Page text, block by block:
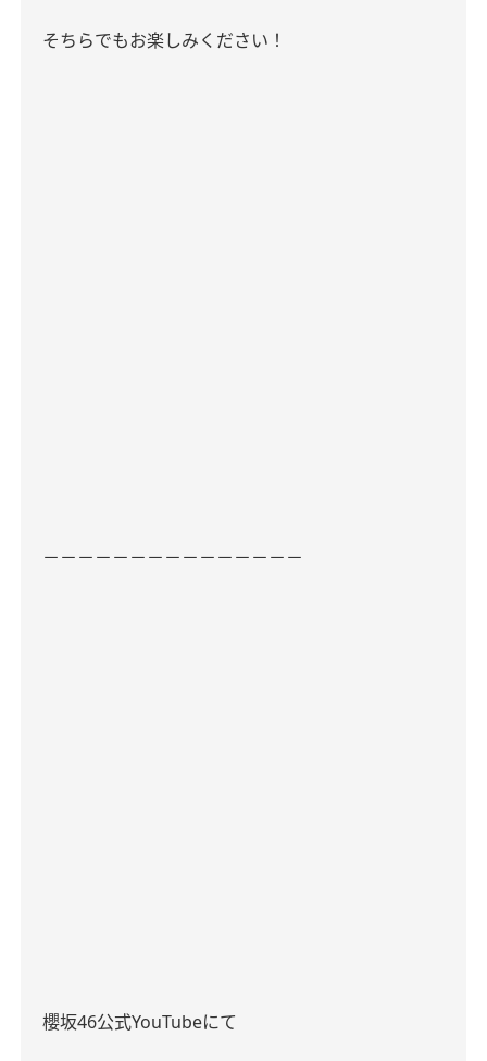
そちらでもお楽しみください！
－－－－－－－－－－－－－－－
櫻坂46公式YouTubeにて